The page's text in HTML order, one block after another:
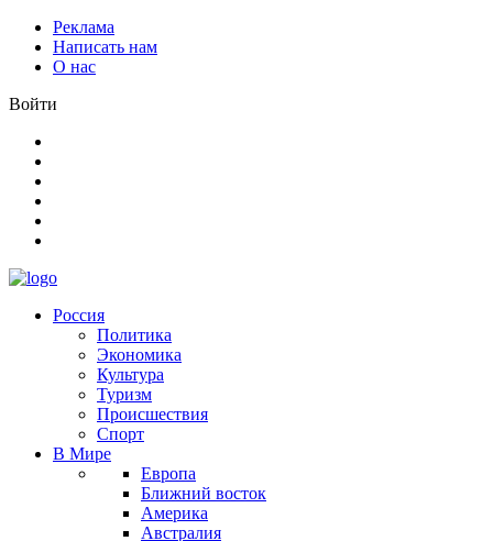
Реклама
Написать нам
О нас
Войти
Россия
Политика
Экономика
Культура
Туризм
Происшествия
Спорт
В Мире
Европа
Ближний восток
Америка
Австралия